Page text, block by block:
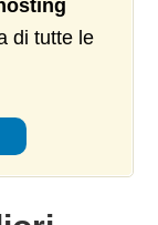
di tutte le